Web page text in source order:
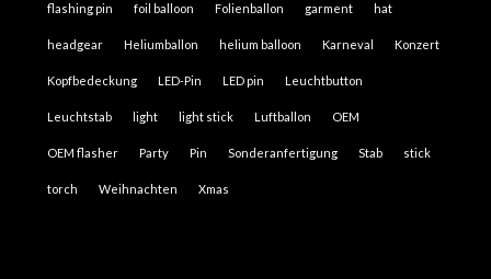
flashing pin foil balloon Folienballon garment hat
headgear Heliumballon helium balloon Karneval Konzert
Kopfbedeckung LED-Pin LED pin Leuchtbutton
Leuchtstab light light stick Luftballon OEM
OEM flasher Party Pin Sonderanfertigung Stab stick
torch Weihnachten Xmas